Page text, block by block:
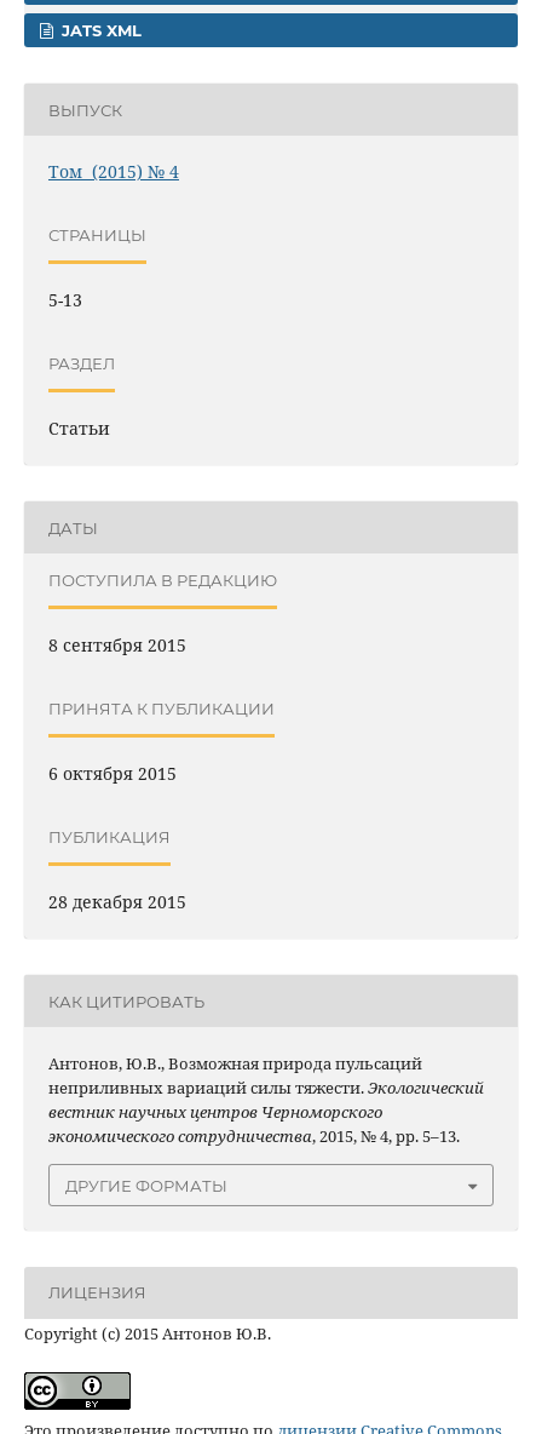
JATS XML
ВЫПУСК
Том (2015) № 4
СТРАНИЦЫ
5-13
РАЗДЕЛ
Статьи
ДАТЫ
ПОСТУПИЛА В РЕДАКЦИЮ
8 сентября 2015
ПРИНЯТА К ПУБЛИКАЦИИ
6 октября 2015
ПУБЛИКАЦИЯ
28 декабря 2015
КАК ЦИТИРОВАТЬ
Антонов, Ю.В., Возможная природа пульсаций
неприливных вариаций силы тяжести.Экологический
вестник научных центров Черноморского
экономического сотрудничества, 2015, № 4, pp. 5–13.
ДРУГИЕ ФОРМАТЫ
ЛИЦЕНЗИЯ
Copyright (c) 2015 Антонов Ю.В.